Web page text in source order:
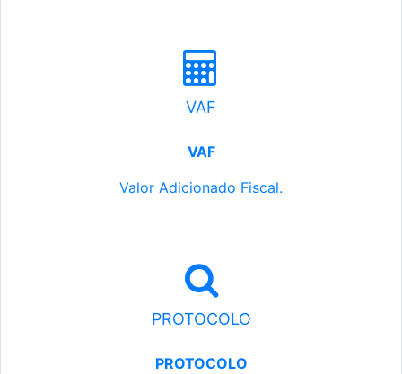
VAF
VAF
Valor Adicionado Fiscal.
PROTOCOLO
PROTOCOLO